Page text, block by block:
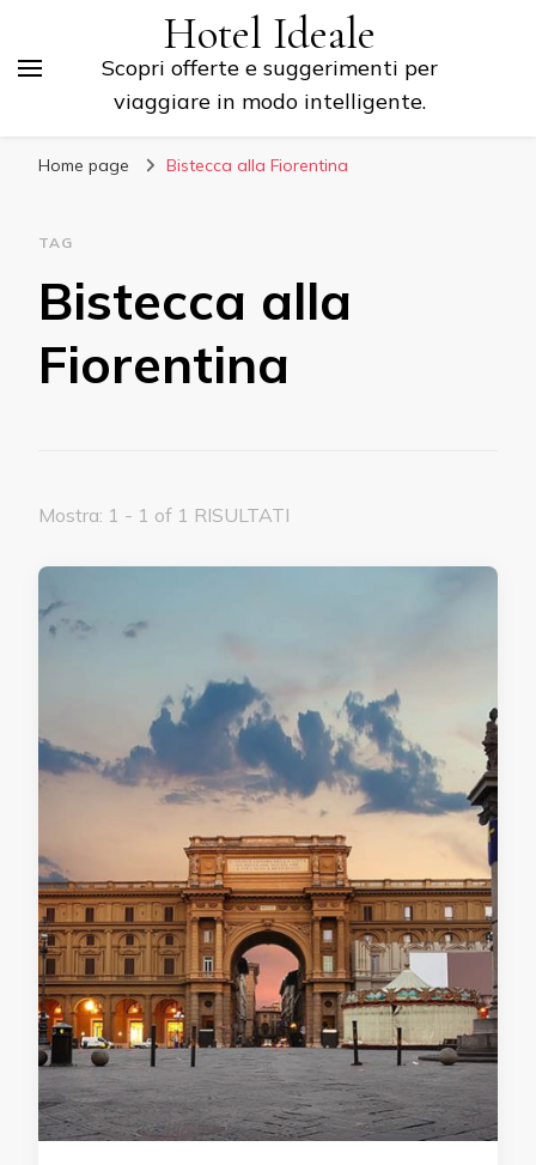
Hotel Ideale
Scopri offerte e suggerimenti per
viaggiare in modo intelligente.
Home page Bistecca alla Fiorentina
TAG
Bistecca alla
Fiorentina
Mostra: 1 - 1 of 1 RISULTATI